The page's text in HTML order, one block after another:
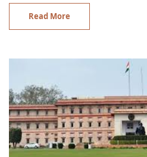
Read More